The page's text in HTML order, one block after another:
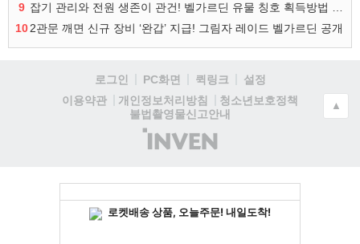
9
잡기 관리와 전원 생존이 관건! 벨가르딘 유물 칭호 획득방법 정리
102관문 깨면 신규 장비 ‘완갑’ 지급! 그림자 레이드 벨가르딘 공개
로그인 PC화면 퀵링크
설정
이용약관
개인정보처리방침
청소년보호정책
불법촬영물신고안내
(주)
인
▲